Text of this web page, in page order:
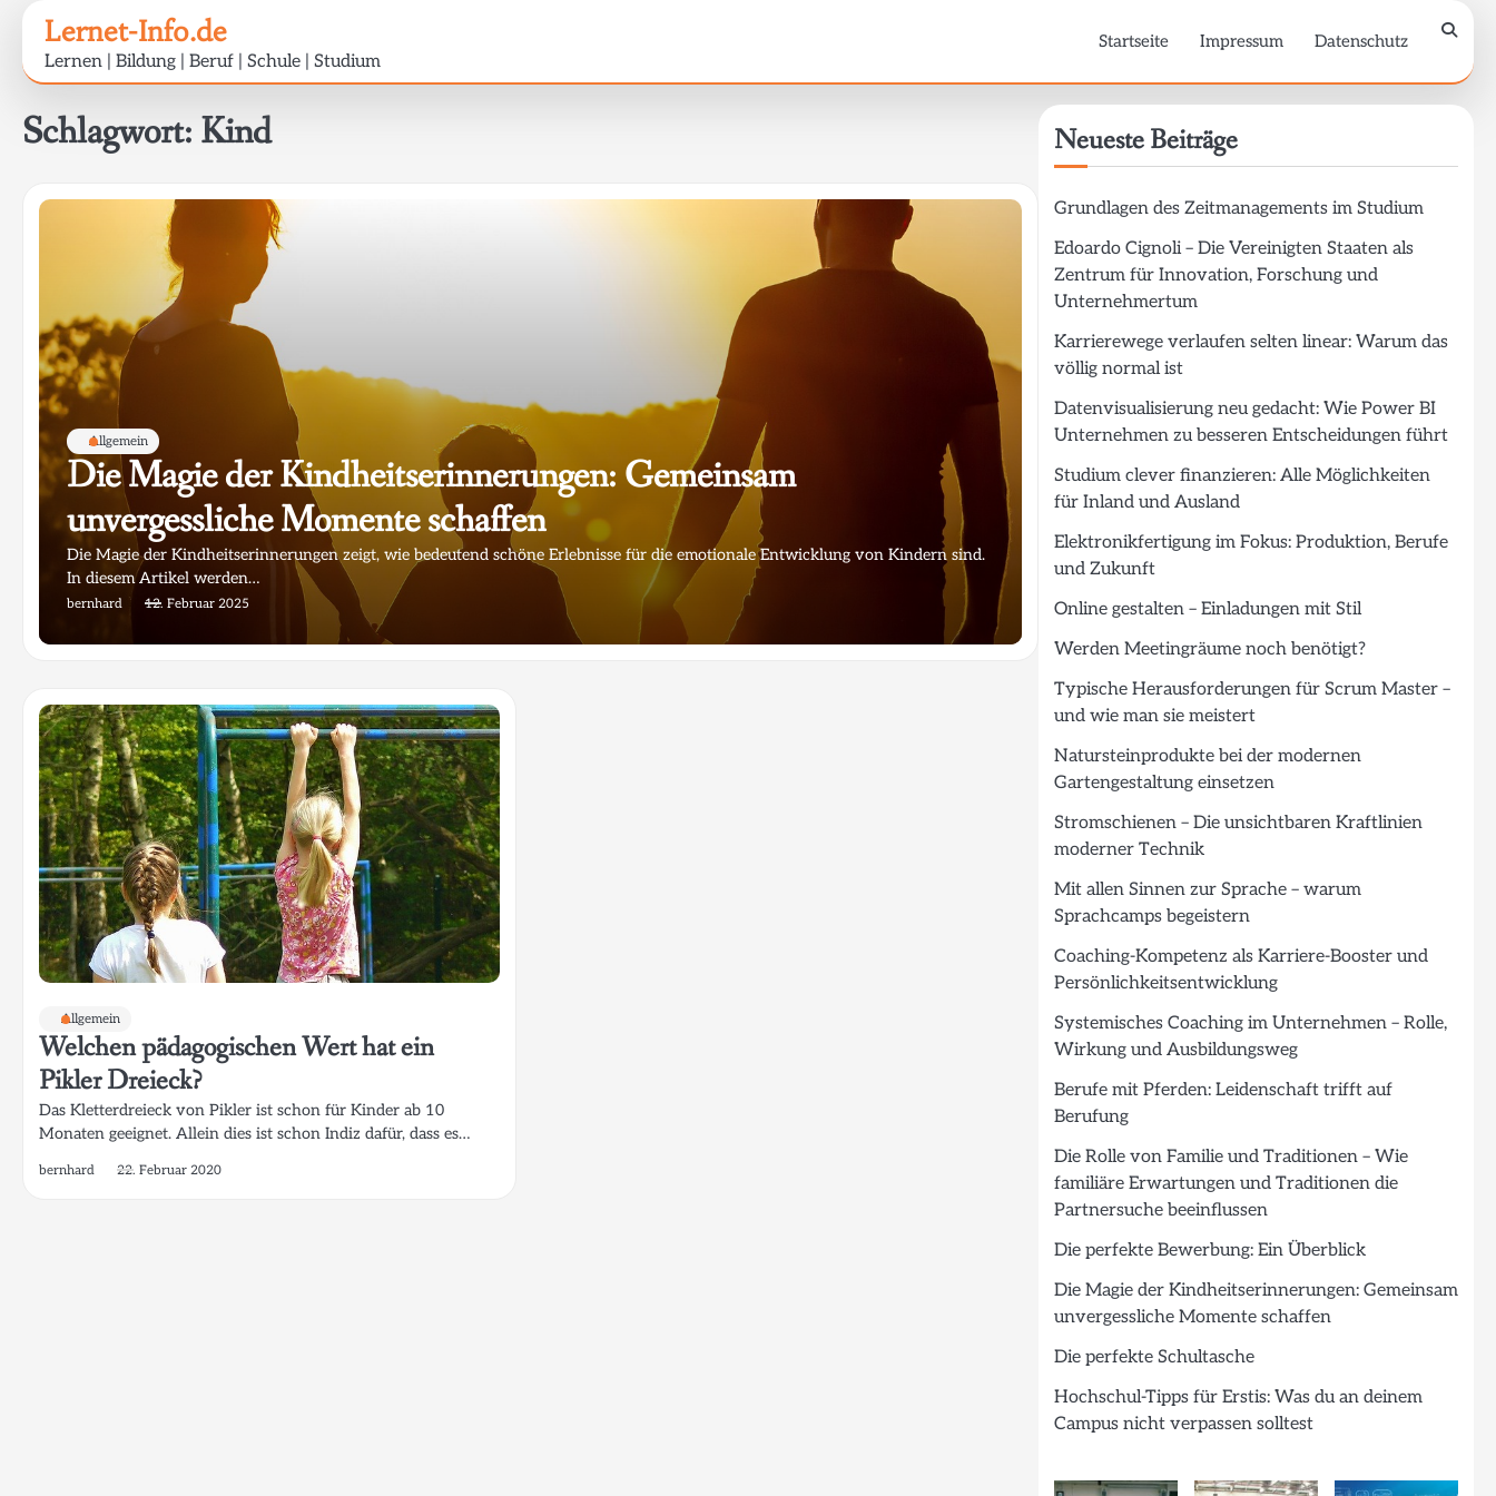
content
Lernet-Info.de
Lernen | Bildung | Beruf | Schule | Studium
Startseite Impressum Datenschutz
Schlagwort: Kind
Allgemein
Die Magie der Kindheitserinnerungen: Gemeinsam
unvergessliche Momente schaffen
Die Magie der Kindheitserinnerungen zeigt, wie bedeutend schöne Erlebnisse für die emotionale Entwicklung von Kindern sind.
In diesem Artikel werden…
bernhard 12. Februar 2025
Allgemein
Welchen pädagogischen Wert hat ein
Pikler Dreieck?
Das Kletterdreieck von Pikler ist schon für Kinder ab 10
Monaten geeignet. Allein dies ist schon Indiz dafür, dass es…
bernhard 22. Februar 2020
Neueste Beiträge
Grundlagen des Zeitmanagements im Studium
Edoardo Cignoli – Die Vereinigten Staaten als
Zentrum für Innovation, Forschung und
Unternehmertum
Karrierewege verlaufen selten linear: Warum das
völlig normal ist
Datenvisualisierung neu gedacht: Wie Power BI
Unternehmen zu besseren Entscheidungen führt
Studium clever finanzieren: Alle Möglichkeiten
für Inland und Ausland
Elektronikfertigung im Fokus: Produktion, Berufe
und Zukunft
Online gestalten – Einladungen mit Stil
Werden Meetingräume noch benötigt?
Typische Herausforderungen für Scrum Master –
und wie man sie meistert
Natursteinprodukte bei der modernen
Gartengestaltung einsetzen
Stromschienen – Die unsichtbaren Kraftlinien
moderner Technik
Mit allen Sinnen zur Sprache – warum
Sprachcamps begeistern
Coaching-Kompetenz als Karriere-Booster und
Persönlichkeitsentwicklung
Systemisches Coaching im Unternehmen – Rolle,
Wirkung und Ausbildungsweg
Berufe mit Pferden: Leidenschaft trifft auf
Berufung
Die Rolle von Familie und Traditionen – Wie
familiäre Erwartungen und Traditionen die
Partnersuche beeinflussen
Die perfekte Bewerbung: Ein Überblick
Die Magie der Kindheitserinnerungen: Gemeinsam
unvergessliche Momente schaffen
Die perfekte Schultasche
Hochschul-Tipps für Erstis: Was du an deinem
Campus nicht verpassen solltest